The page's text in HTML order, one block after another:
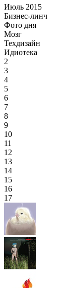
Июль 2015
Бизнес-линч
Фото дня
Мозг
Техдизайн
Идиотека
2
3
4
5
6
7
8
9
10
11
12
13
14
15
16
17